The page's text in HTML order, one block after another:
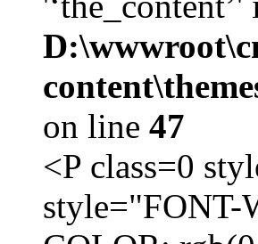
on line 47
<P class=0
style="FONT-